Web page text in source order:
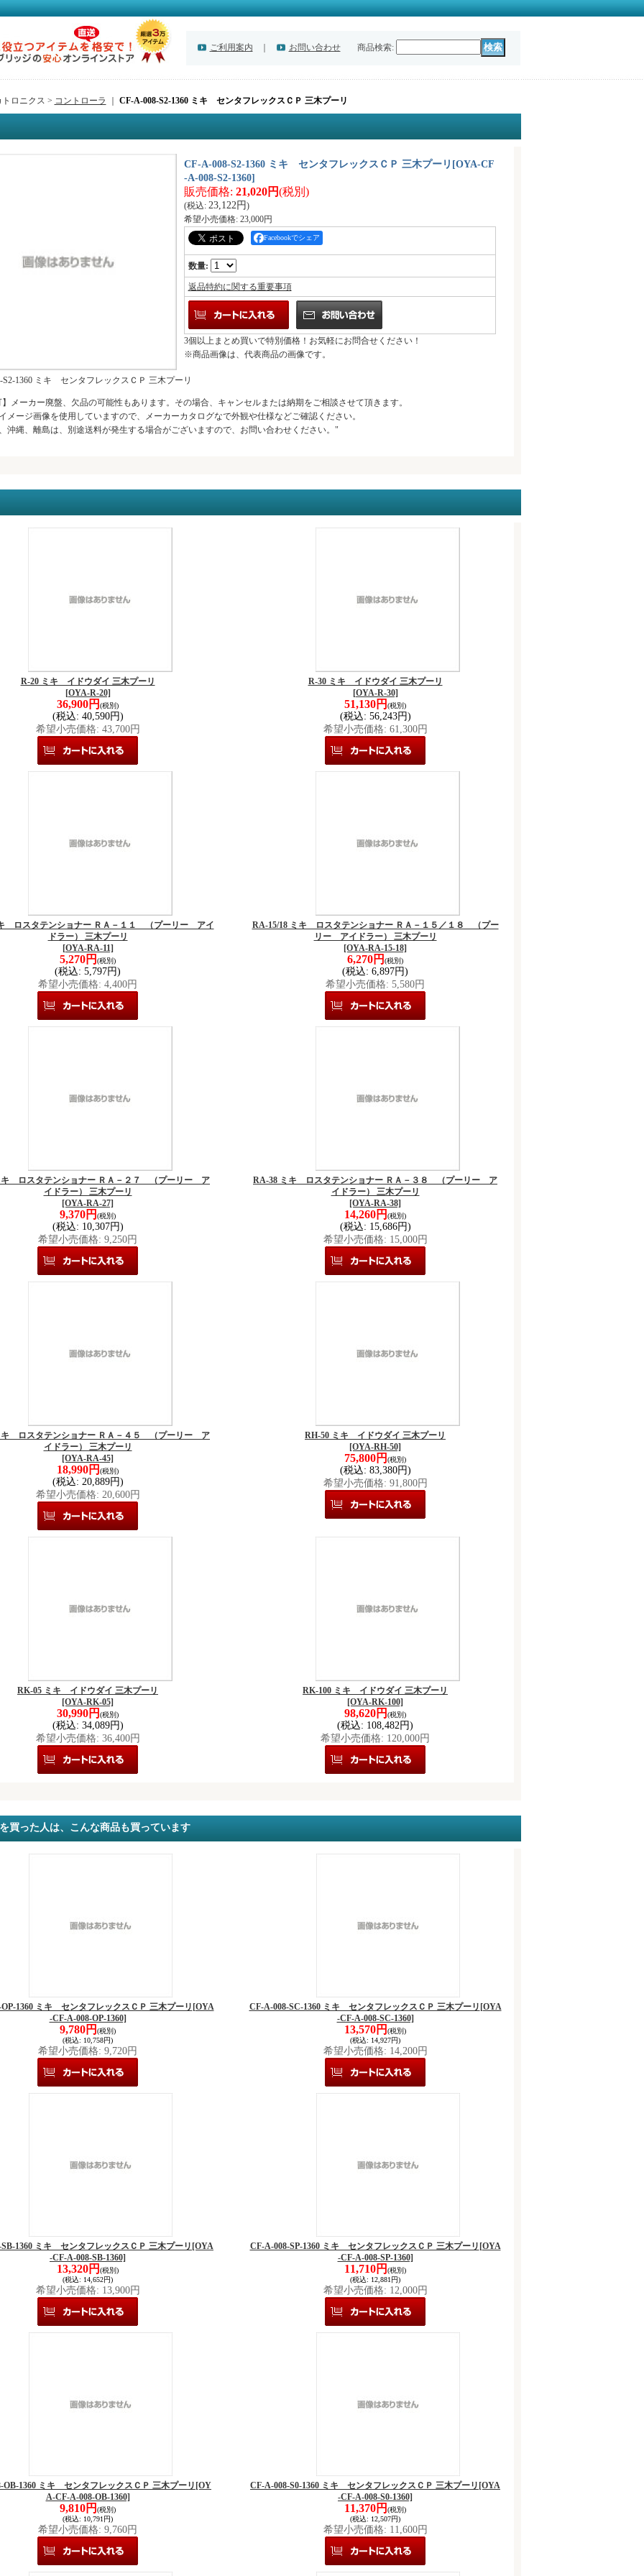
ご利用案内 お問い合わせ 商品検索:
ロニクス > コントローラ CF-A-008-S2-1360 ミキ センタフレックスＣＰ 三木プーリ
CF-A-008-S2-1360 ミキ センタフレックスＣＰ 三木プーリ [OYA-CF
-A-008-S2-1360]
販売価格: 21,020円(税別)
(税込: 23,122円)
希望小売価格: 23,000円
Facebookでシェア
数量:
返品特約に関する重要事項
3個以上まとめ買いで特別価格！お気軽にお問合せください！
※商品画像は、代表商品の画像です。
S2-1360 ミキ センタフレックスＣＰ 三木プーリ
メーカー廃盤、欠品の可能性もあります。その場合、キャンセルまたは納期をご相談させて頂きます。
メージ画像を使用していますので、メーカーカタログなで外観や仕様などご確認ください。
沖縄、離島は、別途送料が発生する場合がございますので、お問い合わせください。"
R-20 ミキ イドウダイ 三木プーリ
[OYA-R-20]
36,900円 (税別)
(税込: 40,590円)
希望小売価格: 43,700円
R-30 ミキ イドウダイ 三木プーリ
[OYA-R-30]
51,130円 (税別)
(税込: 56,243円)
希望小売価格: 61,300円
ロスタテンショナー ＲＡ－１１ （プーリー アイ
ドラー） 三木プーリ
[OYA-RA-11]
5,270円 (税別)
(税込: 5,797円)
希望小売価格: 4,400円
RA-15/18 ミキ ロスタテンショナー ＲＡ－１５／１８ （プー
リー アイドラー） 三木プーリ
[OYA-RA-15-18]
6,270円 (税別)
(税込: 6,897円)
希望小売価格: 5,580円
キ ロスタテンショナー ＲＡ－２７ （プーリー ア
イドラー） 三木プーリ
[OYA-RA-27]
9,370円 (税別)
(税込: 10,307円)
希望小売価格: 9,250円
RA-38 ミキ ロスタテンショナー ＲＡ－３８ （プーリー ア
イドラー） 三木プーリ
[OYA-RA-38]
14,260円 (税別)
(税込: 15,686円)
希望小売価格: 15,000円
キ ロスタテンショナー ＲＡ－４５ （プーリー ア
イドラー） 三木プーリ
[OYA-RA-45]
18,990円 (税別)
(税込: 20,889円)
希望小売価格: 20,600円
RH-50 ミキ イドウダイ 三木プーリ
[OYA-RH-50]
75,800円 (税別)
(税込: 83,380円)
希望小売価格: 91,800円
RK-05 ミキ イドウダイ 三木プーリ
[OYA-RK-05]
30,990円 (税別)
(税込: 34,089円)
希望小売価格: 36,400円
RK-100 ミキ イドウダイ 三木プーリ
[OYA-RK-100]
98,620円 (税別)
(税込: 108,482円)
希望小売価格: 120,000円
買った人は、こんな商品も買っています
1360 ミキ センタフレックスＣＰ 三木プーリ [OYA
-CF-A-008-OP-1360]
9,780円 (税別)
(税込: 10,758円)
希望小売価格: 9,720円
CF-A-008-SC-1360 ミキ センタフレックスＣＰ 三木プーリ [OYA
-CF-A-008-SC-1360]
13,570円 (税別)
(税込: 14,927円)
希望小売価格: 14,200円
SB-1360 ミキ センタフレックスＣＰ 三木プーリ [OYA
-CF-A-008-SB-1360]
13,320円 (税別)
(税込: 14,652円)
希望小売価格: 13,900円
CF-A-008-SP-1360 ミキ センタフレックスＣＰ 三木プーリ [OYA
-CF-A-008-SP-1360]
11,710円 (税別)
(税込: 12,881円)
希望小売価格: 12,000円
OB-1360 ミキ センタフレックスＣＰ 三木プーリ [OY
A-CF-A-008-OB-1360]
9,810円 (税別)
(税込: 10,791円)
希望小売価格: 9,760円
CF-A-008-S0-1360 ミキ センタフレックスＣＰ 三木プーリ [OYA
-CF-A-008-S0-1360]
11,370円 (税別)
(税込: 12,507円)
希望小売価格: 11,600円